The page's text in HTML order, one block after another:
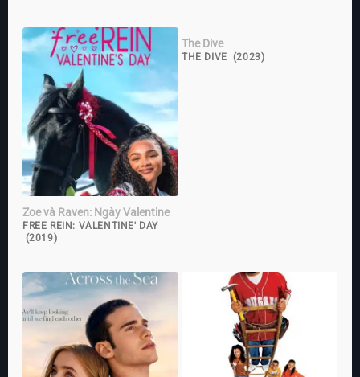
Zoe và Raven: Ngày Valentine
FREE REIN: VALENTINE' DAY
(2019)
The Dive
THE DIVE (2023)